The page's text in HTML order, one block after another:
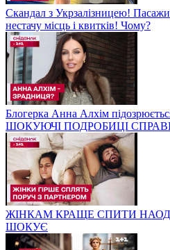
Скандал з Укрзалізницею!
нестачу місць і квитків! Чому?
Блогерка Анна Алхім
ШОКУЮЧІ ПОДРОБИЦІ
ЖІНКАМ КРАЩЕ СПИТИ
ШОКУЄ